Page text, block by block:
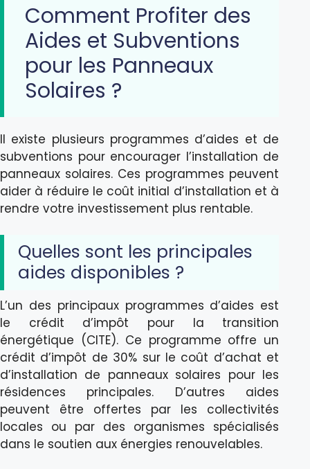
Comment Profiter des
Aides et Subventions
pour les Panneaux
Solaires ?
Il existe plusieurs programmes d’aides et de
subventions pour encourager l’installation de
panneaux solaires. Ces programmes peuvent
aider à réduire le coût initial d’installation et à
rendre votre investissement plus rentable.
Quelles sont les principales
aides disponibles ?
L’un des principaux programmes d’aides est
le crédit d’impôt pour la transition
énergétique (CITE). Ce programme offre un
crédit d’impôt de 30% sur le coût d’achat et
d’installation de panneaux solaires pour les
résidences principales. D’autres aides
peuvent être offertes par les collectivités
locales ou par des organismes spécialisés
dans le soutien aux énergies renouvelables.